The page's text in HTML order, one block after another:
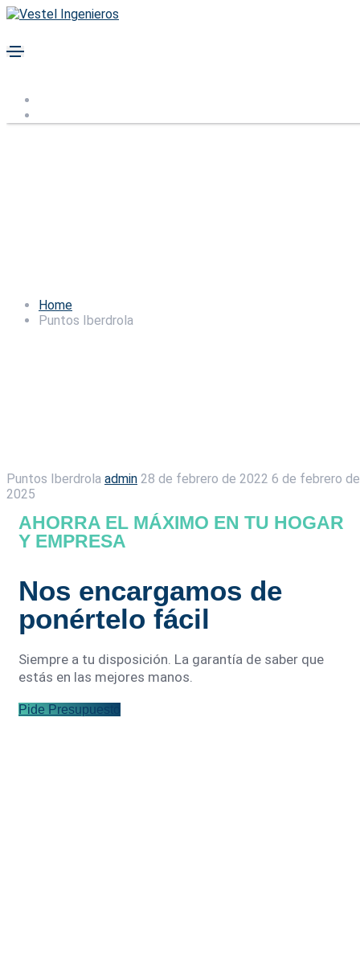
Home
Puntos Iberdrola
Puntos Iberdrola admin 28 de febrero de 2022 6 de febrero de
2025
AHORRA EL MÁXIMO EN TU HOGAR
Y EMPRESA
Nos encargamos de
ponértelo fácil
Siempre a tu disposición. La garantía de saber que
estás en las mejores manos.
Pide Presupuesto